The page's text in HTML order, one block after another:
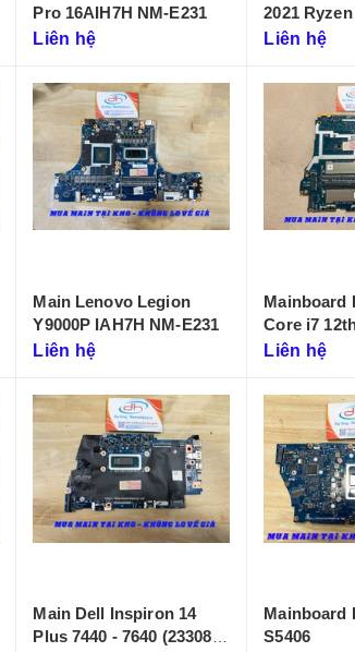
Pro 16AIH7H NM-E231
Liên hệ
2021 Ryzen 7
D431)
Liên hệ
Main Lenovo Legion
Y9000P IAH7H NM-E231
Liên hệ
Mainboard
Core i7
LA-655P
Liên hệ
Main Dell Inspiron 14
Plus 7440 - 7640 (233086-
Mainboard
S5406